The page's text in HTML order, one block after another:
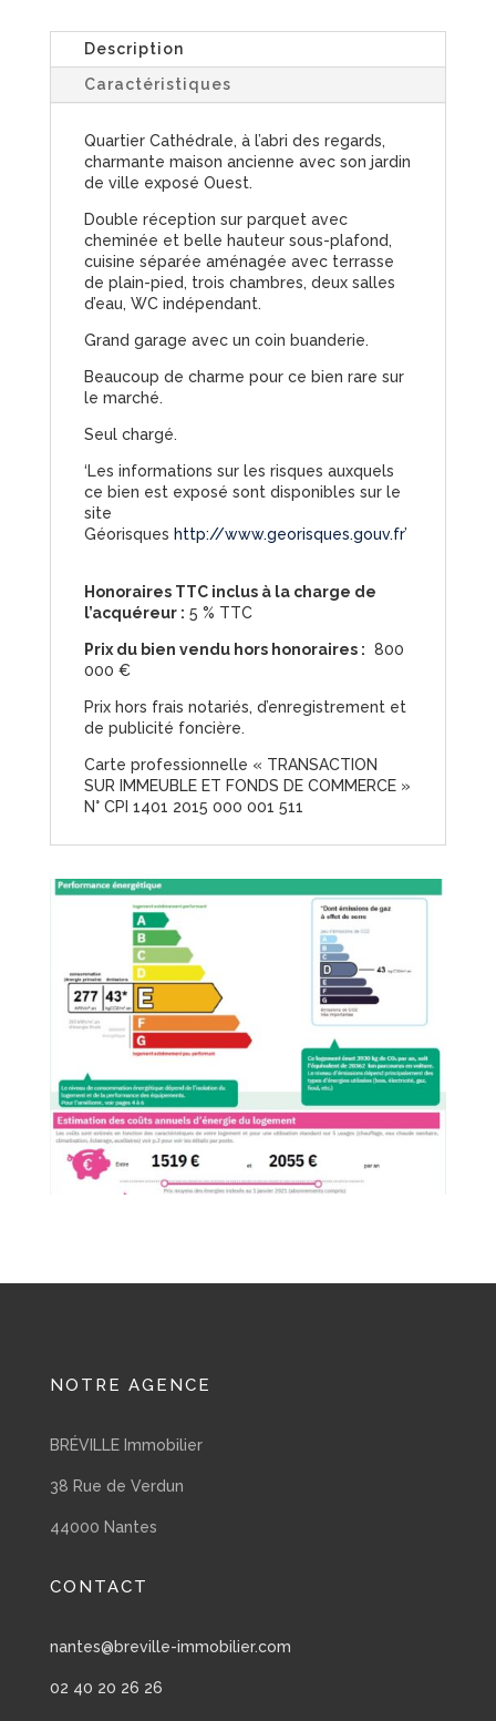
Description
Caractéristiques
Quartier Cathédrale, à l’abri des regards,
charmante maison ancienne avec son jardin
de ville exposé Ouest.
Double réception sur parquet avec
cheminée et belle hauteur sous-plafond,
cuisine séparée aménagée avec terrasse
de plain-pied, trois chambres, deux salles
d’eau, WC indépendant.
Grand garage avec un coin buanderie.
Beaucoup de charme pour ce bien rare sur
le marché.
Seul chargé.
‘Les informations sur les risques auxquels
ce bien est exposé sont disponibles sur le
site
Géorisques http://www.georisques.gouv.fr’
Honoraires TTC inclus à la charge de
l’acquéreur : 5 % TTC
Prix du bien vendu hors honoraires : 800
000 €
Prix hors frais notariés, d’enregistrement et
de publicité foncière.
Carte professionnelle « TRANSACTION
SUR IMMEUBLE ET FONDS DE COMMERCE »
N° CPI 1401 2015 000 001 511
NOTRE AGENCE
BRÉVILLE Immobilier
38 Rue de Verdun
44000 Nantes
CONTACT
nantes@breville-immobilier.com
02 40 20 26 26